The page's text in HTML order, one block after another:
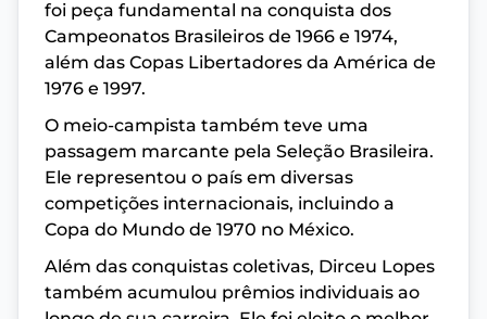
foi peça fundamental na conquista dos
Campeonatos Brasileiros de 1966 e 1974,
além das Copas Libertadores da América de
1976 e 1997.
O meio-campista também teve uma
passagem marcante pela Seleção Brasileira.
Ele representou o país em diversas
competições internacionais, incluindo a
Copa do Mundo de 1970 no México.
Além das conquistas coletivas, Dirceu Lopes
também acumulou prêmios individuais ao